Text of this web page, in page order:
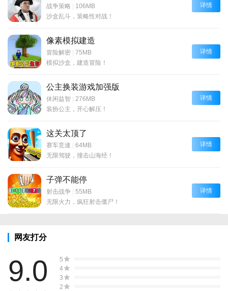
战争策略 | 106MB
沙盒乱斗，策略性对战！
详情
像素模拟建造
冒险解密 | 75MB
模拟沙盒，建造冒险！
详情
公主换装游戏加强版
休闲益智 | 276MB
装扮公主，开心解压！
详情
这关太顶了
赛车竞速 | 64MB
无限驾驶，撞击山海经！
详情
子弹不能停
射击战争 | 55MB
无限火力，疯狂射击僵尸！
详情
网友打分
9.0
5
4
3
2